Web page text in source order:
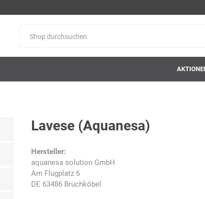
Arbeitsschutz
Lavese (Aquanesa)
Hersteller:
aquanesa solution GmbH
Am Flugplatz 6
DE 63486 Bruchköbel